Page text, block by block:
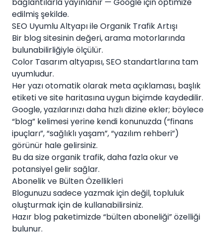
edilmiş şekilde.
SEO Uyumlu Altyapı ile Organik Trafik Artışı
Bir blog sitesinin değeri, arama motorlarında
bulunabilirliğiyle ölçülür.
Color Tasarım altyapısı, SEO standartlarına tam
uyumludur.
Her yazı otomatik olarak meta açıklaması, başlık
etiketi ve site haritasına uygun biçimde kaydedilir.
Google, yazılarınızı daha hızlı dizine ekler; böylece
“blog” kelimesi yerine kendi konunuzda (“finans
ipuçları”, “sağlıklı yaşam”, “yazılım rehberi”)
görünür hale gelirsiniz.
Bu da size organik trafik, daha fazla okur ve
potansiyel gelir sağlar.
Abonelik ve Bülten Özellikleri
Blogunuzu sadece yazmak için değil, topluluk
oluşturmak için de kullanabilirsiniz.
Hazır blog paketimizde “bülten aboneliği” özelliği
bulunur.